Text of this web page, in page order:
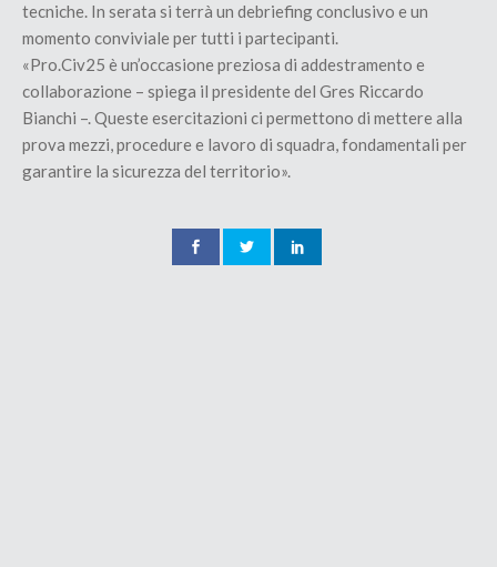
tecniche. In serata si terrà un debriefing conclusivo e un
momento conviviale per tutti i partecipanti.
«Pro.Civ25 è un’occasione preziosa di addestramento e
collaborazione – spiega il presidente del Gres Riccardo
Bianchi –. Queste esercitazioni ci permettono di mettere alla
prova mezzi, procedure e lavoro di squadra, fondamentali per
garantire la sicurezza del territorio».